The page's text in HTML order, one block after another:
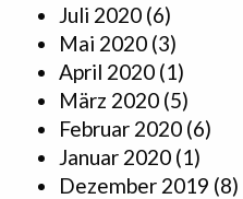
Juli 2020 (6)
Mai 2020 (3)
April 2020 (1)
März 2020 (5)
Februar 2020 (6)
Januar 2020 (1)
Dezember 2019 (8)